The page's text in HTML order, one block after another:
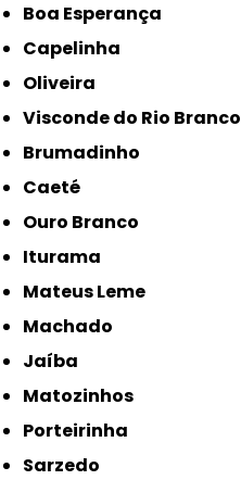
Boa Esperança
Capelinha
Oliveira
Visconde do Rio Branco
Brumadinho
Caeté
Ouro Branco
Iturama
Mateus Leme
Machado
Jaíba
Matozinhos
Porteirinha
Sarzedo